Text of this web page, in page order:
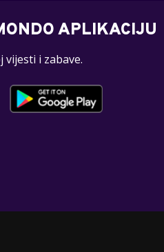
APLIKACIJU
vijesti i zabave.